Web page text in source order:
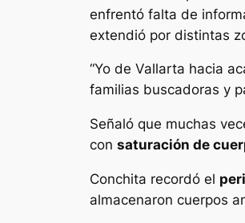
enfrentó falta de
extendió por distintas
“Yo de Vallarta hacia
familias buscadoras y
Señaló que muchas
con saturación de
Conchita recordó el
almacenaron cuerpos